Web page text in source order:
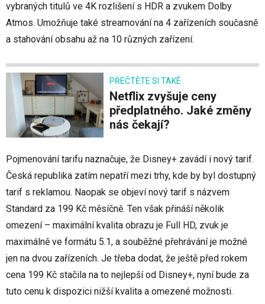
vybraných titulů ve 4K rozlišení s HDR a zvukem Dolby
Atmos. Umožňuje také streamování na 4 zařízeních současně
a stahování obsahu až na 10 různých zařízení.
PŘEČTĚTE SI TAKÉ
Netflix zvyšuje ceny
předplatného. Jaké změny
nás čekají?
Pojmenování tarifu naznačuje, že Disney+ zavádí i nový tarif.
Česká republika zatím nepatří mezi trhy, kde by byl dostupný
tarif s reklamou. Naopak se objeví nový tarif s názvem
Standard za 199 Kč měsíčně. Ten však přináší několik
omezení – maximální kvalita obrazu je Full HD, zvuk je
maximálně ve formátu 5.1, a souběžné přehrávání je možné
jen na dvou zařízeních. Je třeba dodat, že ještě před rokem
cena 199 Kč stačila na to nejlepší od Disney+, nyní bude za
tuto cenu k dispozici nižší kvalita a omezené možnosti.